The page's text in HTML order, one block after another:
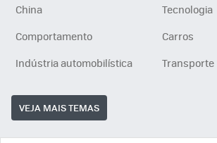
China
Tecnologia
Comportamento
Carros
Indústria automobilística
Transporte
VEJA MAIS TEMAS